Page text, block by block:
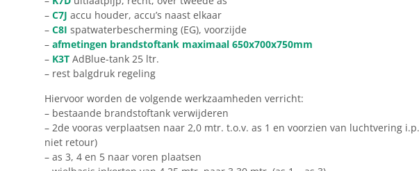
– C7J accu houder, accu’s naast elkaar
– C8I spatwaterbescherming (EG), voorzijde
– afmetingen brandstoftank maximaal 650x700x750mm
– K3T AdBlue-tank 25 ltr.
– rest balgdruk regeling
Hiervoor worden de volgende werkzaamheden verricht:
– bestaande brandstoftank verwijderen
– 2de vooras verplaatsen naar 2,0 mtr. t.o.v. as 1 en voorzien van luchtvering
niet retour)
– as 3, 4 en 5 naar voren plaatsen